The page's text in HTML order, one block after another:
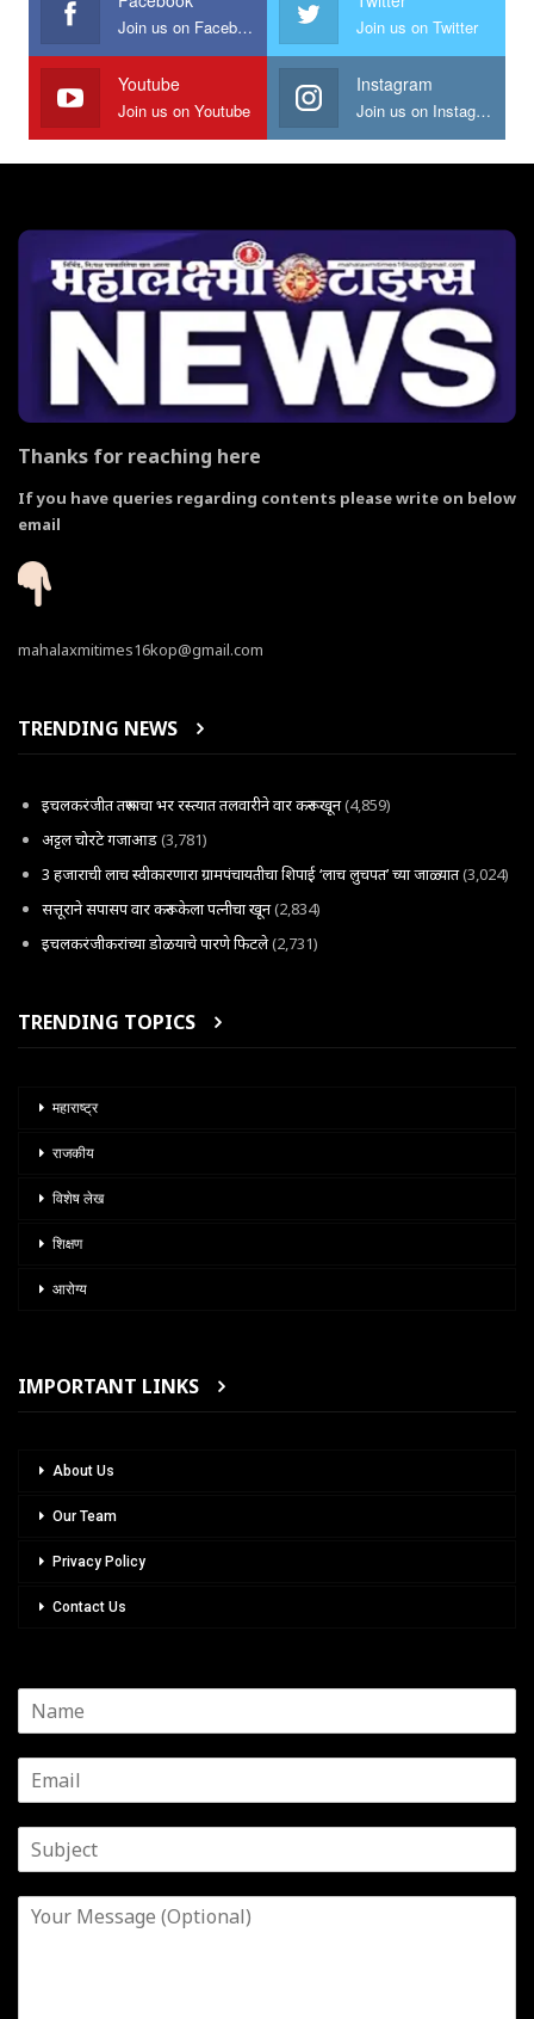
Join us on Facebook Join us on Twitter
Youtube
Join us on Youtube
Instagram
Join us on Instagram
Thanks for reaching here
If you have queries regarding contents please write on below
email
mahalaxmitimes16kop@gmail.com
TRENDING NEWS
इचलकरंजीत तरूणाचा भर रस्त्यात तलवारीने वार करून खून(4,859)
अट्टल चोरटे गजाआड(3,781)
3 हजाराची लाच स्वीकारणारा ग्रामपंचायतीचा शिपाई ‘लाच लुचपत’ च्या जाळ्यात(3,024)
सत्तूराने सपासप वार करून केला पत्नीचा खून(2,834)
इचलकरंजीकरांच्या डोळयाचे पारणे फिटले(2,731)
TRENDING TOPICS
महाराष्ट्र
राजकीय
विशेष लेख
शिक्षण
आरोग्य
IMPORTANT LINKS
About Us
Our Team
Privacy Policy
Contact Us